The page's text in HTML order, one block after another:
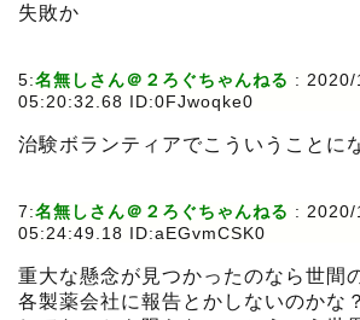
失敗か
5:名無しさん＠２ろぐちゃんねる : 2020/
05:20:32.68 ID:0FJwoqke0
治験ボランティアでこういうことに
7:名無しさん＠２ろぐちゃんねる : 2020/
05:24:49.18 ID:aEGvmCSK0
重大な懸念が見つかったのなら世間
各製薬会社に報告とかしないのかな